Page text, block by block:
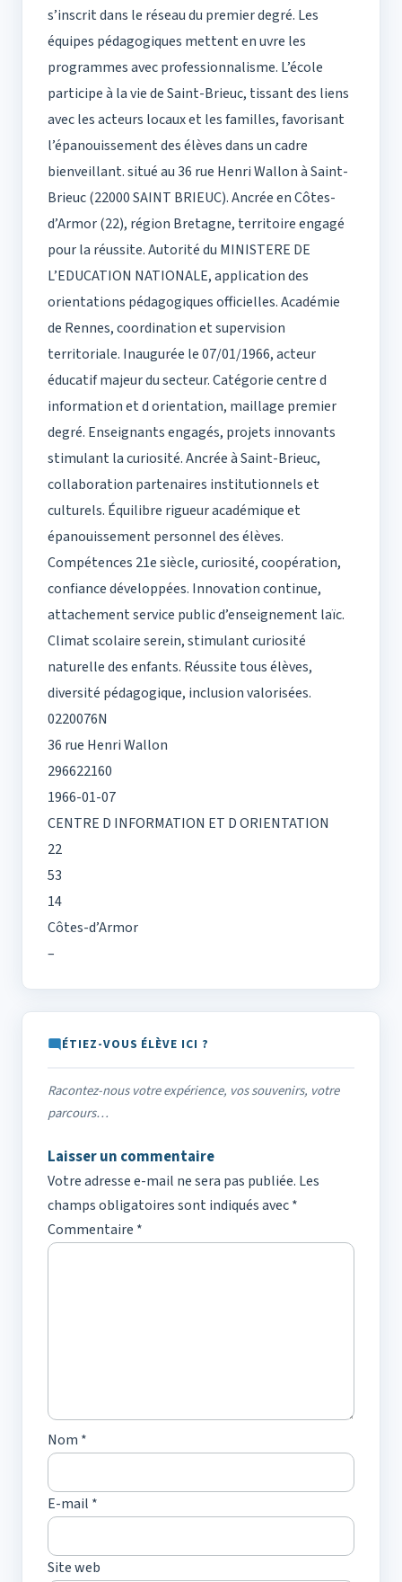
s’inscrit dans le réseau du premier degré. Les
équipes pédagogiques mettent en uvre les
programmes avec professionnalisme. L’école
participe à la vie de Saint-Brieuc, tissant des liens
avec les acteurs locaux et les familles, favorisant
l’épanouissement des élèves dans un cadre
bienveillant. situé au 36 rue Henri Wallon à Saint-
Brieuc (22000 SAINT BRIEUC). Ancrée en Côtes-
d’Armor (22), région Bretagne, territoire engagé
pour la réussite. Autorité du MINISTERE DE
L’EDUCATION NATIONALE, application des
orientations pédagogiques officielles. Académie
de Rennes, coordination et supervision
territoriale. Inaugurée le 07/01/1966, acteur
éducatif majeur du secteur. Catégorie centre d
information et d orientation, maillage premier
degré. Enseignants engagés, projets innovants
stimulant la curiosité. Ancrée à Saint-Brieuc,
collaboration partenaires institutionnels et
culturels. Équilibre rigueur académique et
épanouissement personnel des élèves.
Compétences 21e siècle, curiosité, coopération,
confiance développées. Innovation continue,
attachement service public d’enseignement laïc.
Climat scolaire serein, stimulant curiosité
naturelle des enfants. Réussite tous élèves,
diversité pédagogique, inclusion valorisées.
0220076N
36 rue Henri Wallon
296622160
1966-01-07
CENTRE D INFORMATION ET D ORIENTATION
22
53
14
Côtes-d’Armor
–
ÉTIEZ-VOUS ÉLÈVE ICI ?
Racontez-nous votre expérience, vos souvenirs, votre
parcours…
Laisser un commentaire
Votre adresse e-mail ne sera pas publiée. Les
champs obligatoires sont indiqués avec*
Commentaire *
Nom *
E-mail *
Site web